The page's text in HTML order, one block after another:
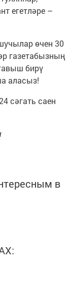
егетләре –
өчен 30
газетабызның
бирү
аласыз!
сәгать саен
в